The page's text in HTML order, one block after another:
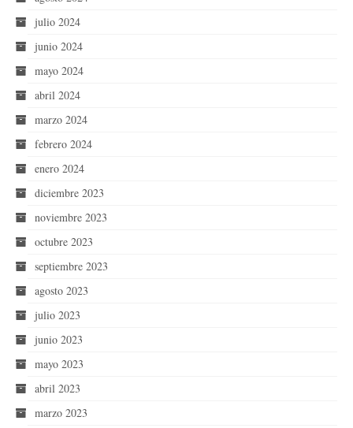
julio 2024
junio 2024
mayo 2024
abril 2024
marzo 2024
febrero 2024
enero 2024
diciembre 2023
noviembre 2023
octubre 2023
septiembre 2023
agosto 2023
julio 2023
junio 2023
mayo 2023
abril 2023
marzo 2023